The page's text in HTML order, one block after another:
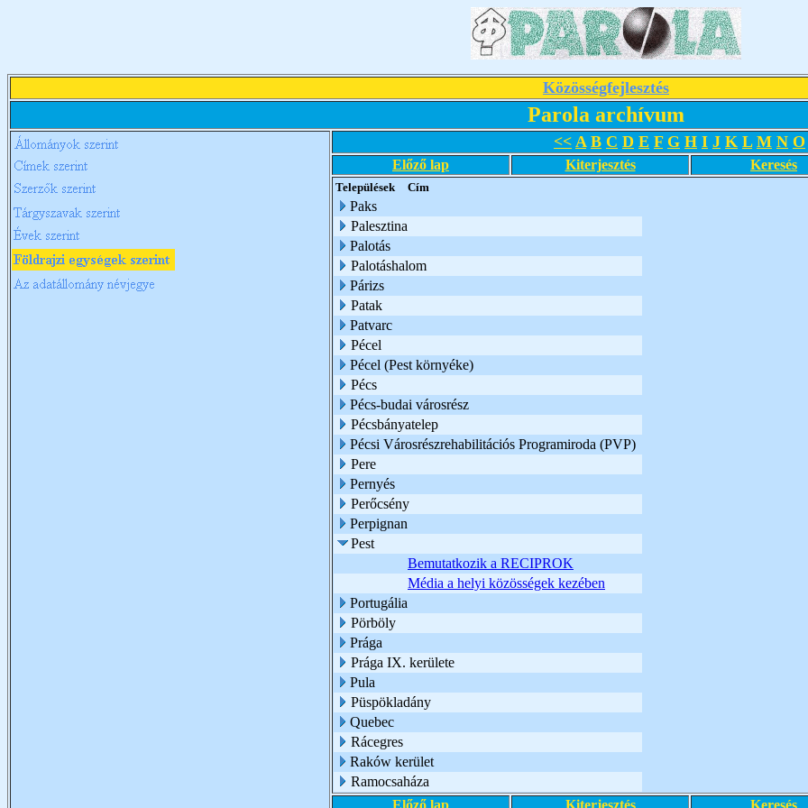
Közösségfejlesztés
Parola archívum
<< A B C D E F G H I J K L M N O
Előző lap Kiterjesztés Keresés
Települések Cím
Paks
Palesztina
Palotás
Palotáshalom
Párizs
Patak
Patvarc
Pécel
Pécel (Pest környéke)
Pécs
Pécs-budai városrész
Pécsbányatelep
Pécsi Városrészrehabilitációs Programiroda (PVP)
Pere
Pernyés
Perőcsény
Perpignan
Pest
Bemutatkozik a RECIPROK
Média a helyi közösségek kezében
Portugália
Pörböly
Prága
Prága IX. kerülete
Pula
Püspökladány
Quebec
Rácegres
Raków kerület
Ramocsaháza
Előző lap
Kiterjesztés Keresés